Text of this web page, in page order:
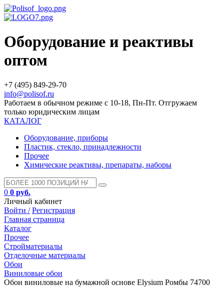
Оборудование и реактивы
оптом
+7 (495) 849-29-70
info@polisof.ru
Работаем в обычном режиме с 10-18, Пн-Пт. Отгружаем
только юридическим лицам
КАТАЛОГ
Оборудование, приборы
Пластик, стекло, принадлежности
Прочее
Химические реактивы, препараты, наборы
0 0 руб.
Личный кабинет
Войти / Регистрация
Главная страница
Каталог
Прочее
Стройматериалы
Отделочные материалы
Обои
Виниловые обои
Обои виниловые на бумажной основе Elysium Ромбы 74700